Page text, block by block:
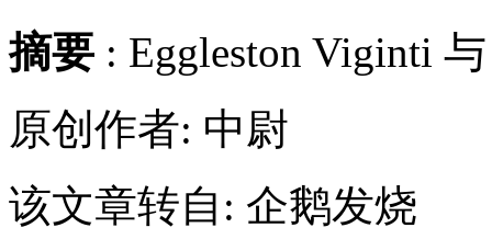
摘要 : Eggleston Viginti
原创作者: 中尉
该文章转自: 企鹅发烧